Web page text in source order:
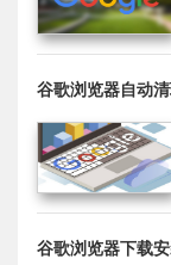
谷歌浏览器自动
谷歌浏览器下载